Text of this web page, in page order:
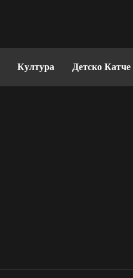
Култура Детско Катче